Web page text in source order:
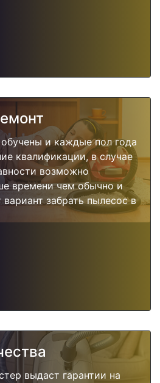
и каждые пол года
квалификации, в случае
возможно
времени чем обычно и
забрать пылесос в
выдаст гарантии на